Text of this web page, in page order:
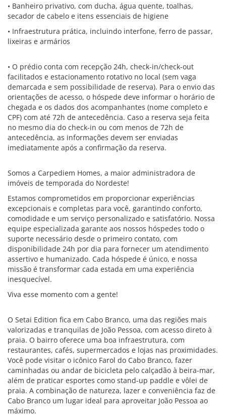
• Banheiro privativo, com ducha, água quente, toalhas,
secador de cabelo e itens essenciais de higiene
• Infraestrutura prática, incluindo interfone, ferro de passar,
lixeiras e armários
• O prédio conta com recepção 24h, check-in/check-out
facilitados e estacionamento rotativo no local (sem vaga
demarcada e sem possibilidade de reserva). Para o envio das
orientações de acesso, o hóspede deve informar o horário de
chegada e os dados dos acompanhantes (nome completo e
CPF) com até 72h de antecedência. Caso a reserva seja feita
no mesmo dia do check-in ou com menos de 72h de
antecedência, as informações devem ser enviadas
imediatamente após a confirmação da reserva.
Somos a Carpediem Homes, a maior administradora de
imóveis de temporada do Nordeste!
Estamos comprometidos em proporcionar experiências
excepcionais e completas para você, garantindo conforto,
comodidade e um serviço personalizado e satisfatório. Nossa
equipe especializada garante aos nossos hóspedes todo o
suporte necessário desde o primeiro contato, com
disponibilidade 24h por dia para fornecer um atendimento
assertivo e humanizado. Cada hóspede é único, e nossa
missão é transformar cada estada em uma experiência
inesquecível.
Viva esse momento com a gente!
O Setai Edition fica em Cabo Branco, uma das regiões mais
valorizadas e tranquilas de João Pessoa, com acesso direto à
praia. O bairro oferece uma boa infraestrutura, com
restaurantes, cafés, supermercados e lojas nas proximidades.
Você pode visitar o icônico Farol do Cabo Branco, fazer
caminhadas ou andar de bicicleta pelo calçadão à beira-mar,
além de praticar esportes como stand-up paddle e vôlei de
praia. A combinação de natureza, lazer e conveniência faz de
Cabo Branco um lugar ideal para aproveitar João Pessoa ao
máximo.